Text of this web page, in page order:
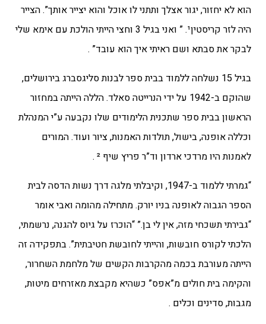
הוא לא יחזור, יגור אצלך ותתני לו אוכל והוא יצייר אותך”. הצייר
היה לזר קריסטין¹. ” ואני בגיל 3 וחצי הייתי הולכת עם אימא שלי
לבקר את סבתא ושם ראיתי איך הוא עובד” .
בגיל 15 נשלחה ללמוד בבית ספר לבנות סליגסברג בירושלים,
שהוקם ב-1942 על ידי הנרייטה סאלד. הללה הייתה במחזור
הראשון בבית ספר שתכנית הלימודים שלו נקבעה ע”י המנהלת
וכללה אופנה, בישול, תולדות האמנות, ציור ועוד. המורים
לאמנות היו מרדכי ארדון וד”ר פריץ שיף ² .
“גמרתי ללמוד ב-1947, וקיבלתי מלגה דרך נשות הדסה לבית
הספר הגבוה לאופנה בניו יורק. מתחילה מהומה ואבי אומר
“גבירתי תשכחי מזה, אין לי בן.” “הוכרז על גיוס להגנה, נרשמתי,
הלכתי לקורס חובשות, והייתי לחובשת חטיבתית”. בתפקידה זה
הייתה מעורבת בכמה מהקרבות הקשים של מלחמת השחרור,
והקימה בית חולים מ”אפס” כשהיא מקבצת מאזרחים מיטות,
מגבות, סדינים וכלים .